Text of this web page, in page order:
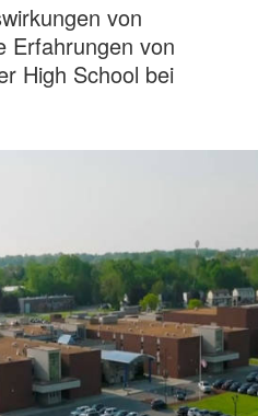
von
Erfahrungen von
High School bei